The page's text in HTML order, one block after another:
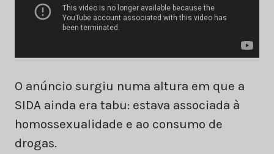
O anúncio surgiu numa altura em que a
SIDA ainda era tabu: estava associada à
homossexualidade e ao consumo de
drogas.